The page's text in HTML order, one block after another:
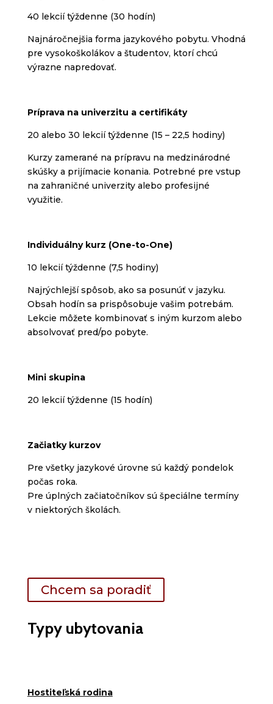
40 lekcií týždenne (30 hodín)
Najnáročnejšia forma jazykového pobytu. Vhodná
pre vysokoškolákov a študentov, ktorí chcú
výrazne napredovať.
Príprava na univerzitu a certifikáty
20 alebo 30 lekcií týždenne (15 – 22,5 hodiny)
Kurzy zamerané na prípravu na medzinárodné
skúšky a prijímacie konania. Potrebné pre vstup
na zahraničné univerzity alebo profesijné
využitie.
Individuálny kurz (One-to-One)
10 lekcií týždenne (7,5 hodiny)
Najrýchlejší spôsob, ako sa posunúť v jazyku.
Obsah hodín sa prispôsobuje vašim potrebám.
Lekcie môžete kombinovať s iným kurzom alebo
absolvovať pred/po pobyte.
Mini skupina
20 lekcií týždenne (15 hodín)
Začiatky kurzov
Pre všetky jazykové úrovne sú každý pondelok
počas roka.
Pre úplných začiatočníkov sú špeciálne termíny
v niektorých školách.
Chcem sa poradiť
Typy ubytovania
Hostiteľská rodina